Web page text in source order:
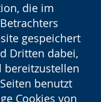
die im
gespeichert
Dritten dabei,
benutzt
Cookies von